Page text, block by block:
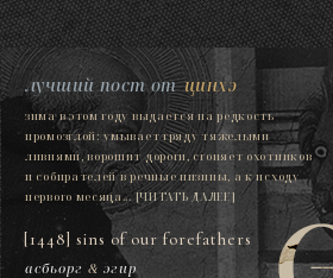
[1448] sins of our forefathers
асбьорг & эгир
лучший пост отцинхэ
зима в этом году выдается на редкость
промозглой: умывает гряду тяжелыми
ливнями, ворошит дороги, сгоняет охотников
и собирателей в речные низины, а к исходу
первого месяца...[ЧИТАТЬ ДАЛЕЕ]